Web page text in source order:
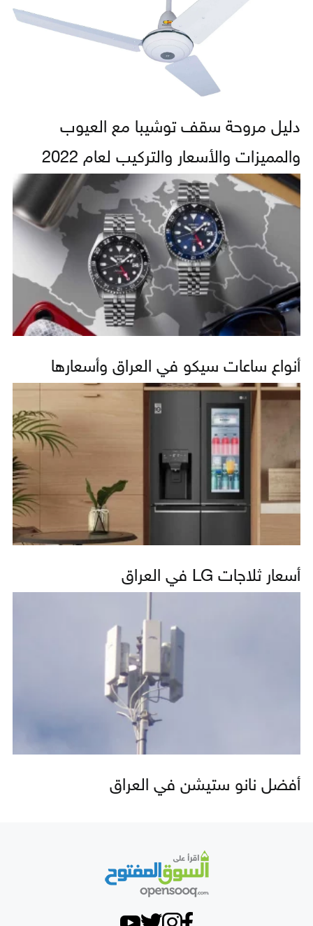
دليل مروحة سقف توشيبا مع العيوب
والمميزات والأسعار والتركيب لعام 2022
أنواع ساعات سيكو في العراق وأسعارها
أسعار ثلاجات LG في العراق
أفضل نانو ستيشن في العراق